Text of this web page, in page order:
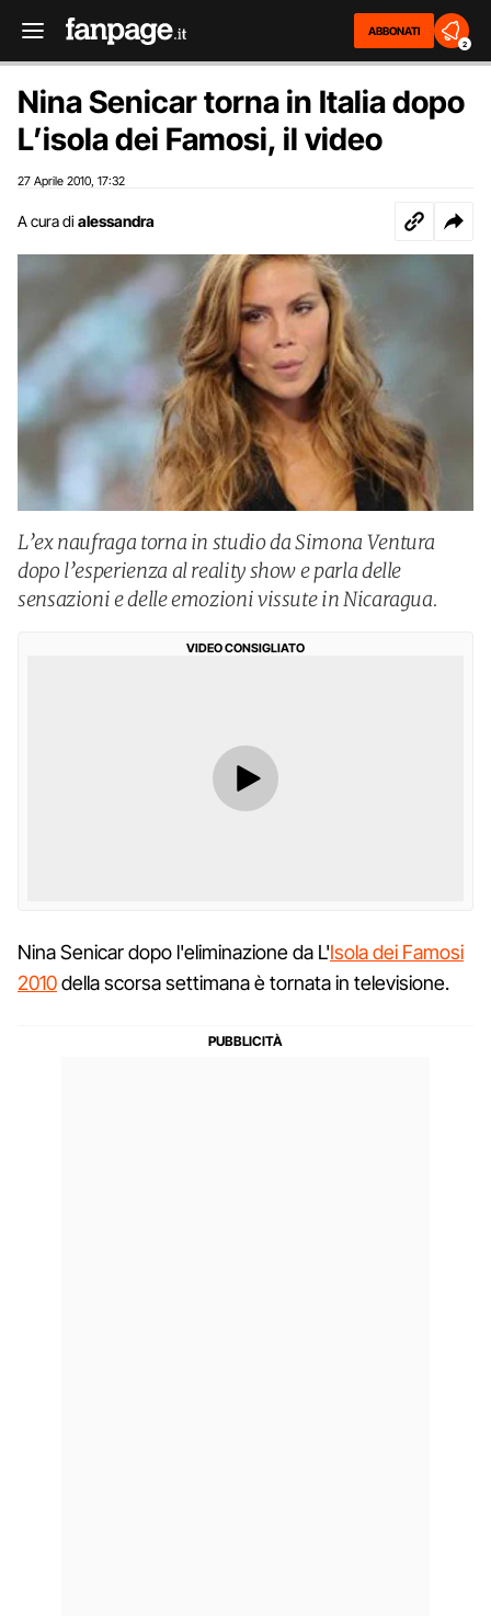
ABBONATI
2
Nina Senicar torna in Italia dopo
L’isola dei Famosi, il video
27 Aprile 2010 17:32
A cura di alessandra
L’ex naufraga torna in studio da Simona Ventura
dopo l’esperienza al reality show e parla delle
sensazioni e delle emozioni vissute in Nicaragua.
VIDEO CONSIGLIATO
Nina Senicar dopo l'eliminazione da L'Isola dei Famosi
2010della scorsa settimana è tornata in televisione.